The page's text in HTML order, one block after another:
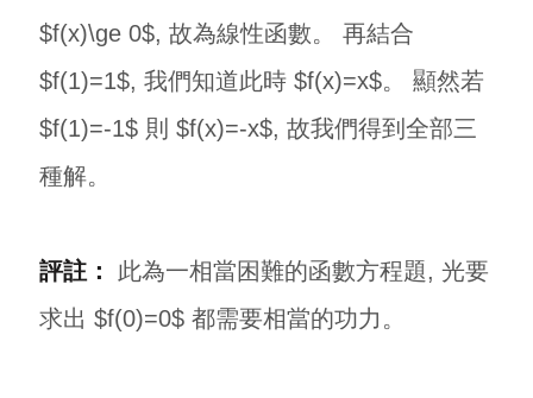
$f(x)\ge 0$, 故為線性函數。 再結合
$f(1)=1$, 我們知道此時 $f(x)=x$。 顯然若
$f(1)=-1$ 則 $f(x)=-x$, 故我們得到全部三
種解。
評註：
此為一相當困難的函數方程題, 光要
求出 $f(0)=0$ 都需要相當的功力。